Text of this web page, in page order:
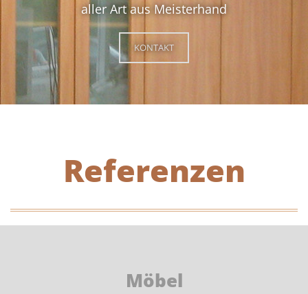
aller Art aus Meisterhand
KONTAKT
Referenzen
Möbel